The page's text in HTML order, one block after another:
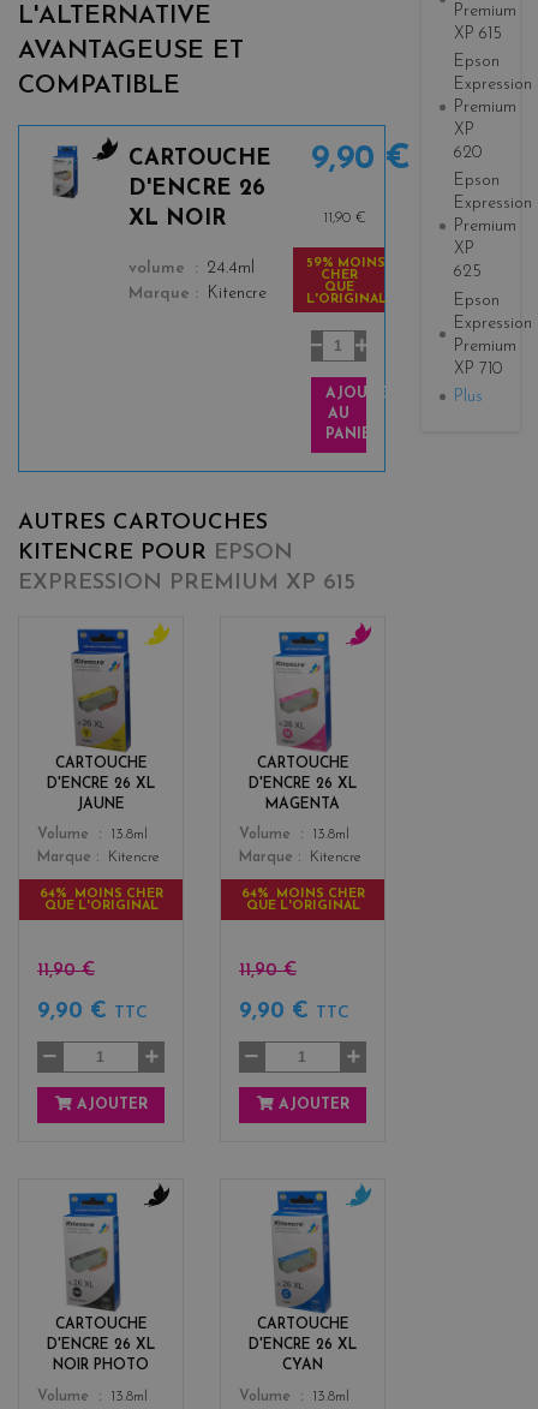
L'ALTERNATIVE
AVANTAGEUSE ET
COMPATIBLE
CARTOUCHE
D'ENCRE 26
XL NOIR
color
volume
24.4ml
Marque
Kitencre
9,90 €
11,90 €
59% MOINS
CHER
QUE
L'ORIGINAL
AJOUTER
AU
PANIER
AUTRES CARTOUCHES
KITENCRE POUR EPSON
EXPRESSION PREMIUM XP 615
CARTOUCHE
D'ENCRE 26 XL
JAUNE
Color
o
w
Volume
13.8ml
Marque
Kitencre
64% MOINS CHER
QUE L'ORIGINAL
11,90 €
9,90 € TTC
AJOUTER
CARTOUCHE
D'ENCRE 26 XL
MAGENTA
Color
n
t
Volume
13.8ml
Marque
Kitencre
64% MOINS CHER
QUE L'ORIGINAL
11,90 €
9,90 € TTC
AJOUTER
CARTOUCHE
D'ENCRE 26 XL
NOIR PHOTO
Color
k
Volume
13.8ml
CARTOUCHE
D'ENCRE 26 XL
CYAN
Color
Volume
13.8ml
Premium
XP 615
Epson
Expression
Premium
XP
620
Epson
Expression
Premium
XP
625
Epson
Expression
Premium
XP 710
Plus